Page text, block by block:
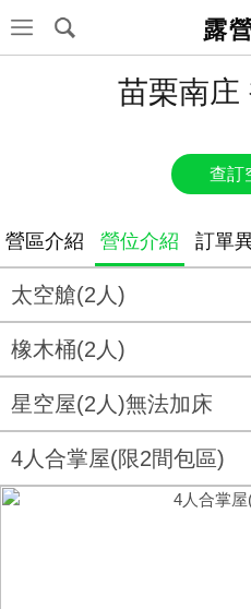
露
苗栗南庄
查訂
營區介紹 營位介紹 訂單
太空艙(2人)
橡木桶(2人)
星空屋(2人)無法加床
4人合掌屋(限2間包區)